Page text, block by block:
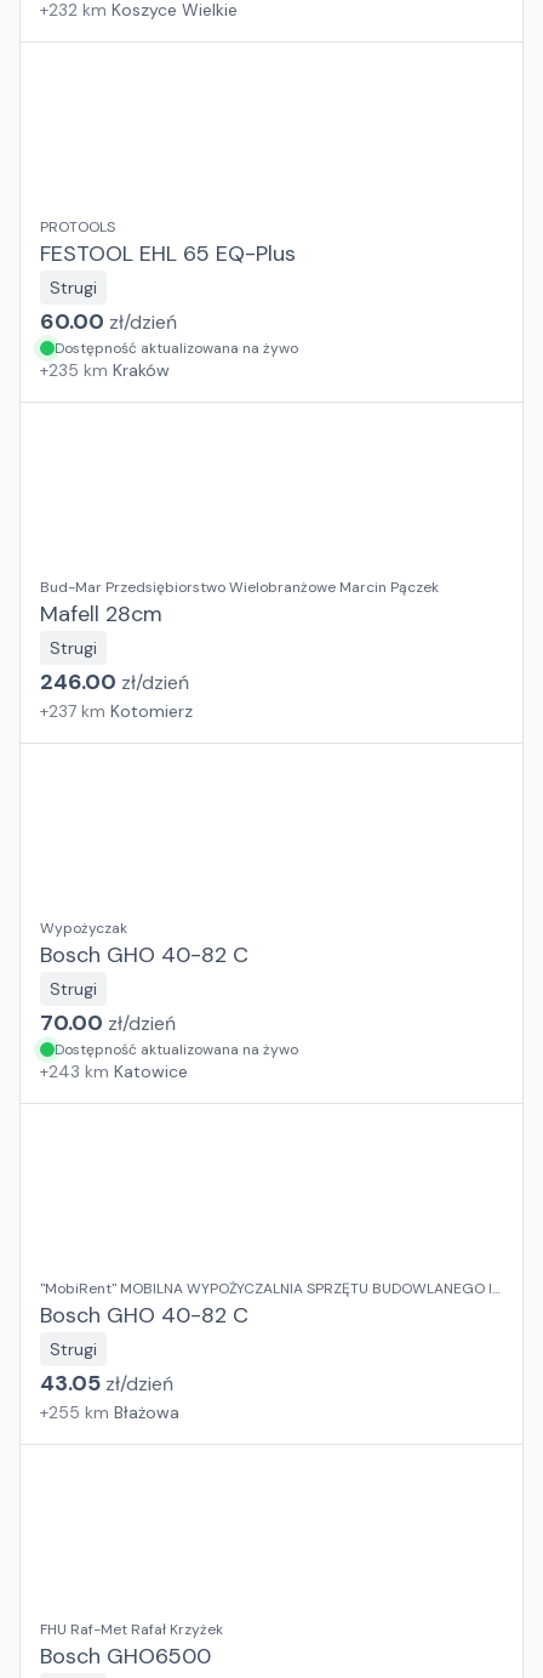
+232 km Koszyce Wielkie
PROTOOLS
FESTOOL EHL 65 EQ-Plus
Strugi
60.00 zł/dzień
Dostępność aktualizowana na żywo
+235 km Kraków
Bud-Mar Przedsiębiorstwo Wielobranżowe Marcin Pączek
Mafell 28cm
Strugi
246.00 zł/dzień
+237 km Kotomierz
Wypożyczak
Bosch GHO 40-82 C
Strugi
70.00 zł/dzień
Dostępność aktualizowana na żywo
+243 km Katowice
"MobiRent" MOBILNA WYPOŻYCZALNIA SPRZĘTU BUDOWLANEGO I
OGRODOWEGO Jaroslaw Rybka
Bosch GHO 40-82 C
Strugi
43.05 zł/dzień
+255 km Błażowa
FHU Raf-Met Rafał Krzyżek
Bosch GHO6500